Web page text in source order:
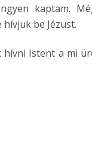
kaptam.
be Jézust.
Istent a mi